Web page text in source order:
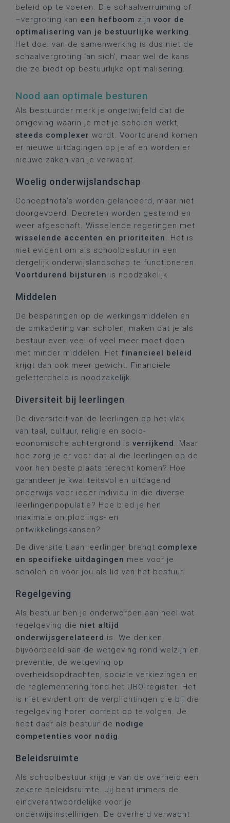
beleid op te voeren. Die schaalverruiming of
–vergroting kan een hefboom zijn voor de
optimalisering van je bestuurlijke werking.
Het doel van de samenwerking is dus niet de
schaalvergroting ‘an sich’, maar wel de kans
die ze biedt op bestuurlijke optimalisering.
Nood aan optimale besturen
Als bestuurder merk je ongetwijfeld dat de
omgeving waarin je met je scholen werkt,
steeds complexer wordt. Voortdurend komen
er nieuwe uitdagingen op je af en worden er
nieuwe zaken van je verwacht.
Woelig onderwijslandschap
Conceptnota’s worden gelanceerd, maar niet
doorgevoerd. Decreten worden gestemd en
weer afgeschaft. Wisselende regeringen met
wisselende accenten en prioriteiten. Het is
niet evident om als schoolbestuur in een
dergelijk onderwijslandschap te functioneren.
Voortdurend bijsturen is noodzakelijk.
Middelen
De besparingen op de werkingsmiddelen en
de omkadering van scholen, maken dat je als
bestuur even veel of veel meer moet doen
met minder middelen. Het financieel beleid
krijgt dan ook meer gewicht. Financiële
geletterdheid is noodzakelijk.
Diversiteit bij leerlingen
De diversiteit van de leerlingen op het vlak
van taal, cultuur, religie en socio-
economische achtergrond is verrijkend. Maar
hoe zorg je er voor dat al die leerlingen op de
voor hen beste plaats terecht komen? Hoe
garandeer je kwaliteitsvol en uitdagend
onderwijs voor ieder individu in die diverse
leerlingenpopulatie? Hoe bied je hen
maximale ontplooiings- en
ontwikkelingskansen?
De diversiteit aan leerlingen brengt complexe
en specifieke uitdagingen mee voor je
scholen en voor jou als lid van het bestuur.
Regelgeving
Als bestuur ben je onderworpen aan heel wat
regelgeving die niet altijd
onderwijsgerelateerd is. We denken
bijvoorbeeld aan de wetgeving rond welzijn en
preventie, de wetgeving op
overheidsopdrachten, sociale verkiezingen en
de reglementering rond het UBO-register. Het
is niet evident om de verplichtingen die bij die
regelgeving horen correct op te volgen. Je
hebt daar als bestuur de nodige
competenties voor nodig.
Beleidsruimte
Als schoolbestuur krijg je van de overheid een
zekere beleidsruimte. Jij bent immers de
eindverantwoordelijke voor je
onderwijsinstellingen. De overheid verwacht